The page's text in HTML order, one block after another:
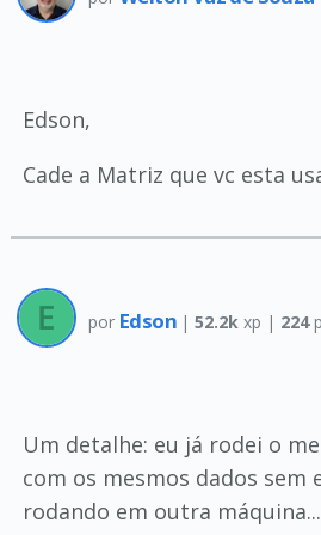
Edson,
Cade a Matriz que vc esta
por Edson |52.2k xp | 224
Um detalhe: eu já rodei o
com os mesmos dados sem
rodando em outra máquina...